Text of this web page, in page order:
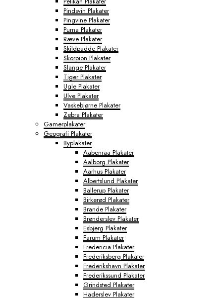
Pindsvin Plakater
Pingvine Plakater
Puma Plakater
Ræve Plakater
Skildpadde Plakater
Skorpion Plakater
Slange Plakater
Tiger Plakater
Ugle Plakater
Ulve Plakater
Vaskebjørne Plakater
Zebra Plakater
Gamerplakater
Geografi Plakater
Byplakater
Aabenraa Plakater
Aalborg Plakater
Aarhus Plakater
Albertslund Plakater
Ballerup Plakater
Birkerød Plakater
Brande Plakater
Brønderslev Plakater
Esbjerg Plakater
Farum Plakater
Fredericia Plakater
Frederiksberg Plakater
Frederikshavn Plakater
Frederikssund Plakater
Grindsted Plakater
Haderslev Plakater